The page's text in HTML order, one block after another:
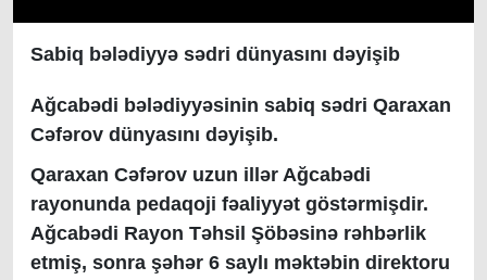
Sabiq bələdiyyə sədri dünyasını dəyişib
Ağcabədi bələdiyyəsinin sabiq sədri Qaraxan
Cəfərov dünyasını dəyişib.
Qaraxan Cəfərov uzun illər Ağcabədi
rayonunda pedaqoji fəaliyyət göstərmişdir.
Ağcabədi Rayon Təhsil Şöbəsinə rəhbərlik
etmiş, sonra şəhər 6 saylı məktəbin direktoru